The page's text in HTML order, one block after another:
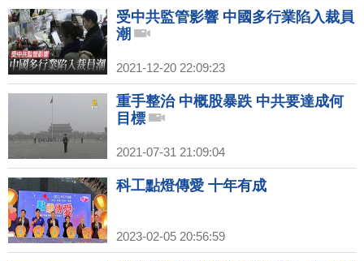
受中共監管影響 中國多行業陷入裁員
潮
2021-12-20 22:09:23
重手整治 中概股暴跌 中共要達成何
目標
2021-07-31 21:09:04
科工點燈傳愛 十年有成
2023-02-05 20:56:59